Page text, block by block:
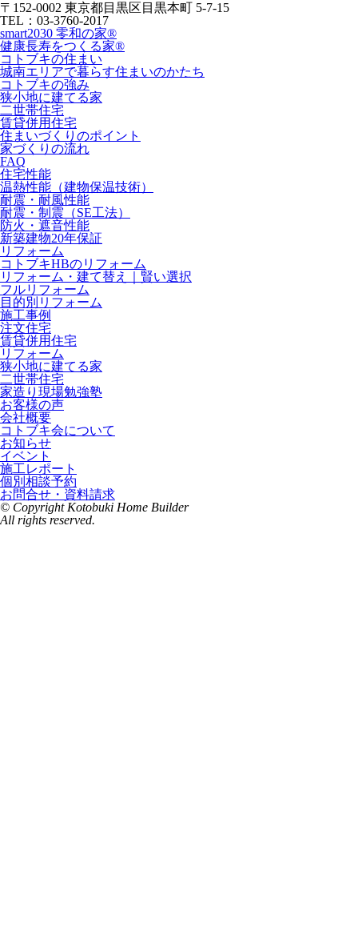
〒152-0002 東京都目黒区目黒本町 5-7-15
TEL：03-3760-2017
smart2030 零和の家®
健康長寿をつくる家®
コトブキの住まい
城南エリアで暮らす住まいのかたち
コトブキの強み
狭小地に建てる家
二世帯住宅
賃貸併用住宅
住まいづくりのポイント
家づくりの流れ
FAQ
住宅性能
温熱性能（建物保温技術）
耐震・耐風性能
耐震・制震（SE工法）
防火・遮音性能
新築建物20年保証
リフォーム
コトブキHBのリフォーム
リフォーム・建て替え｜賢い選択
フルリフォーム
目的別リフォーム
施工事例
注文住宅
賃貸併用住宅
リフォーム
狭小地に建てる家
二世帯住宅
家造り現場勉強塾
お客様の声
会社概要
コトブキ会について
お知らせ
イベント
施工レポート
個別相談予約
お問合せ・資料請求
© Copyright Kotobuki Home Builder
All rights reserved.